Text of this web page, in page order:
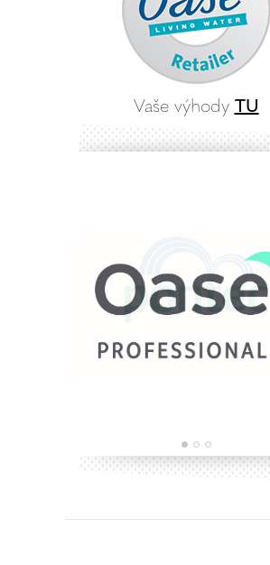
Vaše výhody TU